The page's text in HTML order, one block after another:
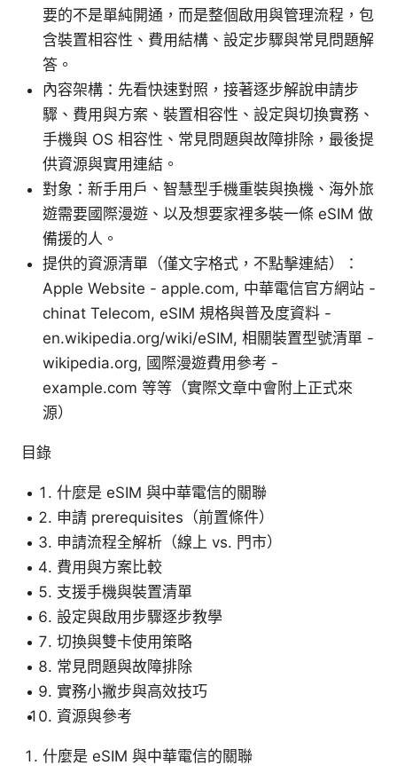
要的不是單純開通，而是整個啟用與管理流程，包
含裝置相容性、費用結構、設定步驟與常見問題解
答。
內容架構：先看快速對照，接著逐步解說申請步
驟、費用與方案、裝置相容性、設定與切換實務、
手機與 OS 相容性、常見問題與故障排除，最後提
供資源與實用連結。
對象：新手用戶、智慧型手機重裝與換機、海外旅
遊需要國際漫遊、以及想要家裡多裝一條 eSIM 做
備援的人。
提供的資源清單（僅文字格式，不點擊連結）：
Apple Website - apple.com, 中華電信官方網站 -
chinat Telecom, eSIM 規格與普及度資料 -
en.wikipedia.org/wiki/eSIM, 相關裝置型號清單 -
wikipedia.org, 國際漫遊費用參考 -
example.com 等等（實際文章中會附上正式來
源）
目錄
什麼是 eSIM 與中華電信的關聯
申請 prerequisites（前置條件）
申請流程全解析（線上 vs. 門市）
費用與方案比較
支援手機與裝置清單
設定與啟用步驟逐步教學
切換與雙卡使用策略
常見問題與故障排除
實務小撇步與高效技巧
資源與參考
什麼是 eSIM 與中華電信的關聯